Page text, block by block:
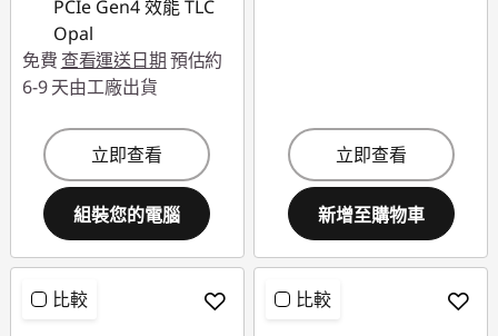
PCIe Gen4 效能 TLC
Opal
免費 查看運送日期預估約
6-9 天由工廠出貨
立即查看
組裝您的電腦
立即查看
新增至購物車
比較 比較